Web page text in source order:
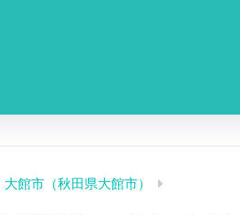
大館市（秋田県大館市）